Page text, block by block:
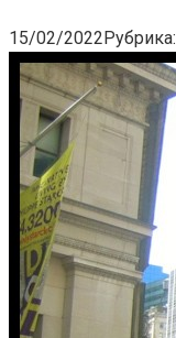
15/02/2022Рубрика: